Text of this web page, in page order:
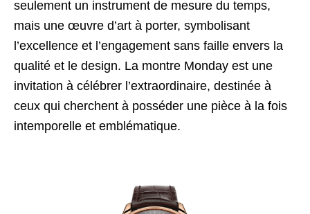
seulement un instrument de mesure du temps,
mais une œuvre d’art à porter, symbolisant
l’excellence et l’engagement sans faille envers la
qualité et le design. La montre Monday est une
invitation à célébrer l’extraordinaire, destinée à
ceux qui cherchent à posséder une pièce à la fois
intemporelle et emblématique.